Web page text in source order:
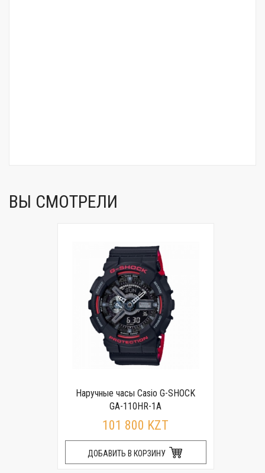
ВЫ СМОТРЕЛИ
Наручные часы Casio G-SHOCK
GA-110HR-1A
101 800 KZT
ДОБАВИТЬ В КОРЗИНУ